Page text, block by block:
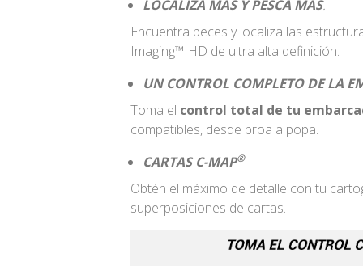
LOCALIZA MÁS Y PESCA MÁS.
Encuentra peces y localiza las
Imaging™ HD de ultra alta definición.
UN CONTROL COMPLETO DE LA
Toma el control total de tu
compatibles, desde proa a popa.
CARTAS C-MAP®
Obtén el máximo de detalle con tu
superposiciones de cartas.